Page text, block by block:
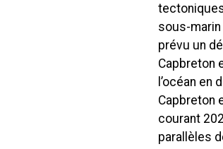
sous-
prévu un
Capbreton
l’océan en
Capbreton
courant
parallèles